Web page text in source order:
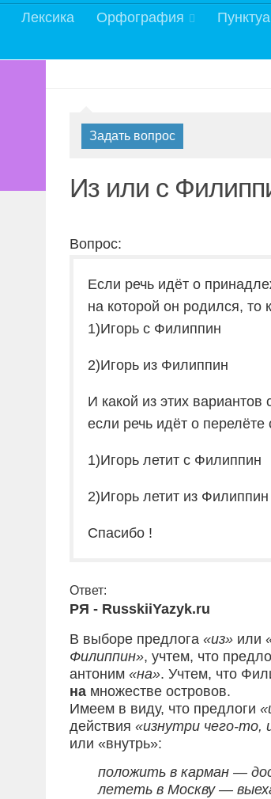
Лексика Орфография
Задать вопрос
Из или с
Вопрос:
Если речь идёт о
на которой он родился, то
1)Игорь с Филиппин
2)Игорь из Филиппин
И какой из этих
если речь идёт о
1)Игорь летит с Филиппин
2)Игорь летит из Филиппин
Спасибо !
Ответ:
РЯ - RusskiiYazyk.ru
В выборе предлога «из» или
Филиппин», учтем, что
антоним «на». Учтем, что
на множестве островов.
Имеем в виду, что предлоги
действия «изнутри чего-то,
или «внутрь»:
положить в карман —
лететь в Москву —